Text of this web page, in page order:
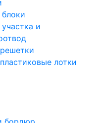
и
лотки